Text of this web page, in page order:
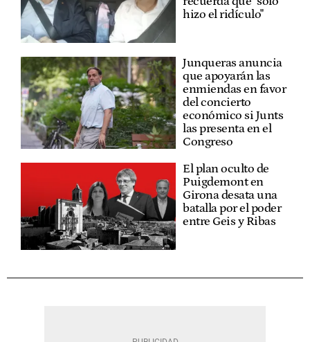
hizo el ridículo"
Junqueras anuncia
que apoyarán las
enmiendas en favor
del concierto
económico si Junts
las presenta en el
Congreso
El plan oculto de
Puigdemont en
Girona desata una
batalla por el poder
entre Geis y Ribas